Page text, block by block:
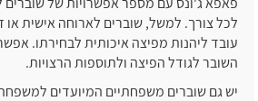
לכל צורך. למשל, שוברים לארוחה אישית או
עובד ליהנות מפיצה איכותית לבחירתו.
השובר לגודל הפיצה ולתוספות הרצויות.
יש גם שוברים משפחתיים המיועדים